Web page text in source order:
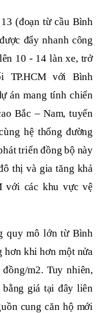
(đoạn từ cầu Bình
đẩy nhanh công
10 - 14 làn xe, trở
TP.HCM với Bình
án mang tính chiến
Bắc – Nam, tuyến
hệ thống đường
triển đồng bộ này
thị và gia tăng khả
với các khu vực vệ
quy mô lớn từ Bình
hơn khi hơn một nửa
m2. Tuy nhiên,
giá tại đây liên
cung căn hộ mới